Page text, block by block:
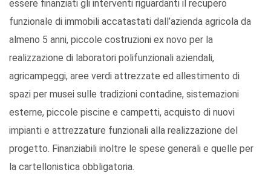
essere finanziati gli interventi riguardanti il recupero
funzionale di immobili accatastati dall’azienda agricola da
almeno 5 anni, piccole costruzioni ex novo per la
realizzazione di laboratori polifunzionali aziendali,
agricampeggi, aree verdi attrezzate ed allestimento di
spazi per musei sulle tradizioni contadine, sistemazioni
esterne, piccole piscine e campetti, acquisto di nuovi
impianti e attrezzature funzionali alla realizzazione del
progetto. Finanziabili inoltre le spese generali e quelle per
la cartellonistica obbligatoria.